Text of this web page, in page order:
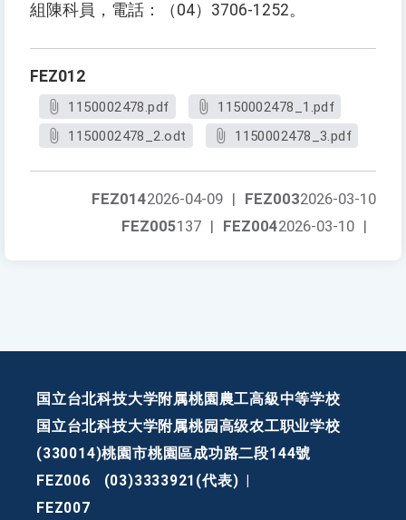
組陳科員，電話：（04）3706-1252。
FEZ012
1150002478.pdf
1150002478_1.pdf
1150002478_2.odt
1150002478_3.pdf
FEZ0032026-03-10
FEZ0142026-04-09 |
FEZ0042026-03-10 |
FEZ005137 |
国立台北科技大学附属桃園農工高級中等学校
国立台北科技大学附属桃园高级农工职业学校
(330014)桃園市桃園區成功路二段144號
FEZ006
(03)3333921(代表)
FEZ007